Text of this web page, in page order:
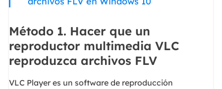
Método 1. Hacer que un
reproductor multimedia VLC
reproduzca archivos FLV
VLC Player es un software de reproducción